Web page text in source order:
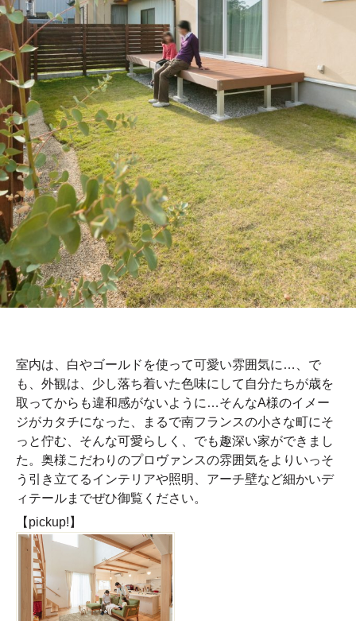
室内は、白やゴールドを使って可愛い雰囲気に…、で
も、外観は、少し落ち着いた色味にして自分たちが歳を
取ってからも違和感がないように…そんなA様のイメー
ジがカタチになった、まるで南フランスの小さな町にそ
っと佇む、そんな可愛らしく、でも趣深い家ができまし
た。奥様こだわりのプロヴァンスの雰囲気をよりいっそ
う引き立てるインテリアや照明、アーチ壁など細かいデ
ィテールまでぜひ御覧ください。
【pickup!】